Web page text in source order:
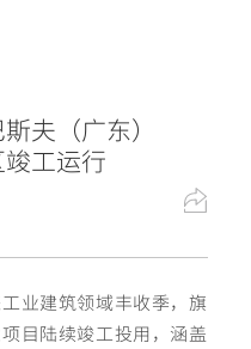
夫（广东）
工运行
建筑领域丰收季，旗
目陆续竣工投用，涵盖